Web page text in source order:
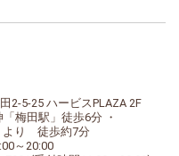
2-5-25 ハービスPLAZA 2F
「梅田駅」徒歩6分 ・
より 徒歩約7分
～20:00